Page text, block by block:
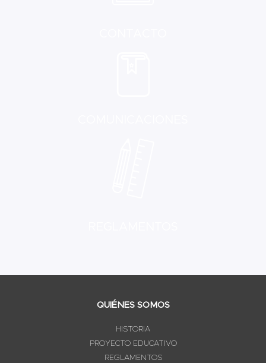
QUIÉNES SOMOS
HISTORIA
PROYECTO EDUCATIVO
REGLAMENTOS